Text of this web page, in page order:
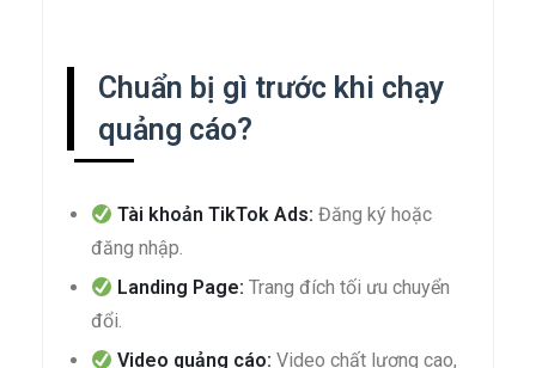
Chuẩn bị gì trước khi chạy
quảng cáo?
Tài khoản TikTok Ads: Đăng ký hoặc
đăng nhập.
Landing Page: Trang đích tối ưu chuyển
đổi.
Video quảng cáo: Video chất lượng cao,